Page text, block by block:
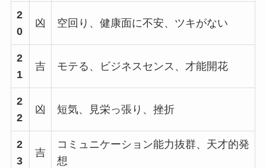
2
0
凶 空回り、健康面に不安、ツキがない
2
1
吉 モテる、ビジネスセンス、才能開花
2
2
凶 短気、見栄っ張り、挫折
2
3
吉
コミュニケーション能力抜群、天才的発
想